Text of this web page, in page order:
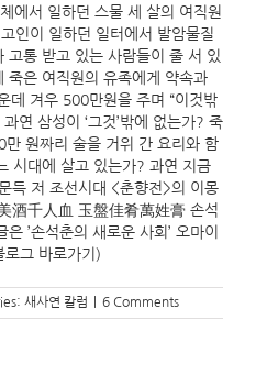
에서 일하던 스물 세 살의 여직원
인이 일하던 일터에서 발암물질
고통 받고 있는 사람들이 줄 서 있
죽은 여직원의 유족에게 약속과
데 겨우 500만원을 주며 “이것밖
연 삼성이 ‘그것’밖에 없는가? 죽
원짜리 술을 거위 간 요리와 함
시대에 살고 있는가? 과연 지금
득 저 조선시대 <춘향전>의 이몽
酒千人血 玉盤佳肴萬姓膏 손석
’손석춘의 새로운 사회’ 오마이
로그 바로가기)
새사연 칼럼 6 Comments